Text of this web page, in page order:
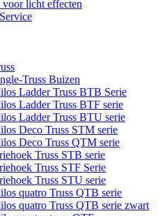
voor licht effecten
Truss Buizen
Ladder Truss BTB Serie
Ladder Truss BTF serie
Ladder Truss BTU serie
Deco Truss STM serie
Deco Truss QTM serie
Truss STB serie
Truss STF Serie
Truss STU serie
quatro Truss QTB serie
quatro Truss QTB serie zwart